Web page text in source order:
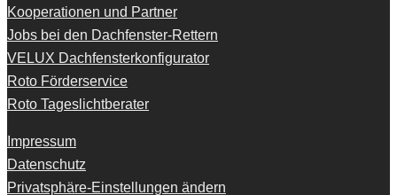
Kooperationen und Partner
Jobs bei den Dachfenster-Rettern
VELUX Dachfensterkonfigurator
Roto Förderservice
Roto Tageslichtberater
Impressum
Datenschutz
Privatsphäre-Einstellungen ändern